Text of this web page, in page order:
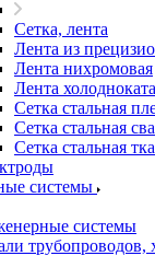
Сетка, лента
Лента из
Лента нихромовая
Лента
Сетка стальная
Сетка стальная
Сетка стальная
системы
системы